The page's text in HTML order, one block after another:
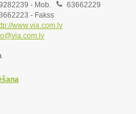
- Mob.
63662229
- Fakss
www.via.com.lv